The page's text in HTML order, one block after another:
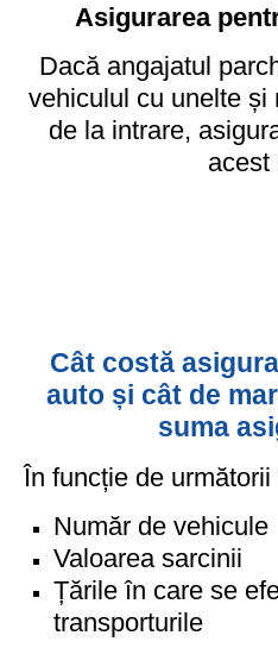
Asigurarea
Dacă angajatul
vehiculul cu unelte și
de la intrare,
acest
Cât costă
auto și cât de
suma
În funcție de următorii
Număr de vehicule
Valoarea sarcinii
Țările în care se
transporturile